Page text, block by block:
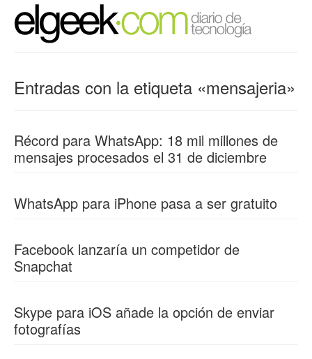
Entradas con la etiqueta «mensajeria»
Récord para WhatsApp: 18 mil millones de
mensajes procesados el 31 de diciembre
WhatsApp para iPhone pasa a ser gratuito
Facebook lanzaría un competidor de
Snapchat
Skype para iOS añade la opción de enviar
fotografías